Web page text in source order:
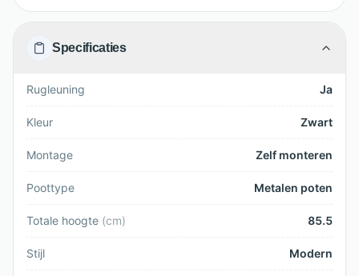
Specificaties
Rugleuning Ja
Kleur Zwart
Montage Zelf monteren
Poottype Metalen poten
Totale hoogte (cm) 85.5
Stijl Modern